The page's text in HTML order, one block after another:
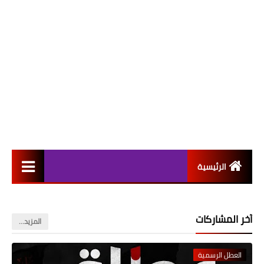
الرئيسية
اخبار القطاع الخاص
آخر المشاركات ‏المزيد…
العطل الرسمية